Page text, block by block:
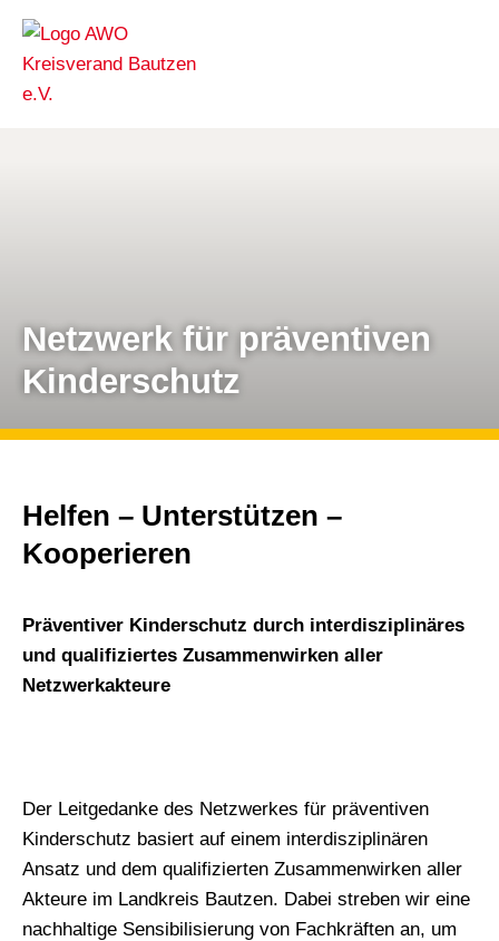
Netzwerk für präventiven
Kinderschutz
Helfen – Unterstützen –
Kooperieren
Präventiver Kinderschutz durch interdisziplinäres
und qualifiziertes Zusammenwirken aller
Netzwerkakteure
Der Leitgedanke des Netzwerkes für präventiven
Kinderschutz basiert auf einem interdisziplinären
Ansatz und dem qualifizierten Zusammenwirken aller
Akteure im Landkreis Bautzen. Dabei streben wir eine
nachhaltige Sensibilisierung von Fachkräften an, um